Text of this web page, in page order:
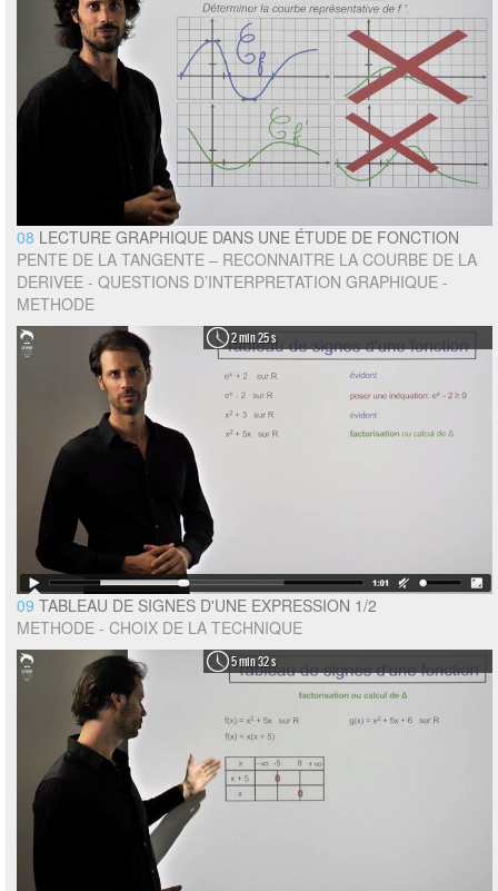
08 LECTURE GRAPHIQUE DANS UNE ÉTUDE DE FONCTION
PENTE DE LA TANGENTE – RECONNAITRE LA COURBE DE LA
DERIVEE - QUESTIONS D’INTERPRETATION GRAPHIQUE -
METHODE
2 min 25 s
09 TABLEAU DE SIGNES D'UNE EXPRESSION 1/2
METHODE - CHOIX DE LA TECHNIQUE
5 min 32 s